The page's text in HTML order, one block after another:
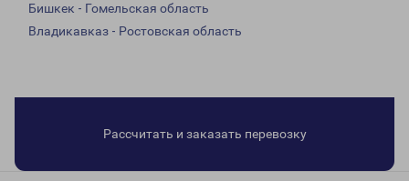
Бишкек - Гомельская область
Владикавказ - Ростовская область
Рассчитать и заказать перевозку